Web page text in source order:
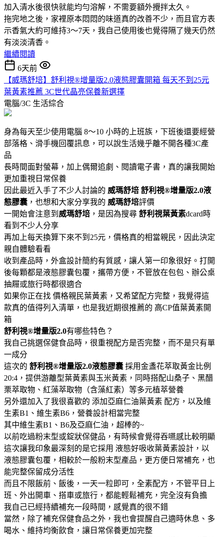
加入清水後很快就能均勻溶解，不需要額外攪拌太久。
拖完地之後，家裡原本悶悶的味道真的改善不少，而且官方表
示香氣大約可維持3～7天，我自己使用後也覺得隔了幾天仍然
有淡淡清香。
繼續閱讀
6天前
【威瑪舒培】舒利視®增量版2.0液態膠囊開箱 每天不到25元
葉黃素推薦 3C世代晶亮保養新選擇
電腦/3C 生活綜合
身為每天至少使用電腦 8～10 小時的上班族，下班後還要經營
部落格、滑手機回覆訊息，可以說生活幾乎離不開各種3C產
品
長時間面對螢幕，加上偶爾追劇、閱讀電子書，真的讓我開始
更加重視日常保養
因此最近入手了不少人討論的 威瑪舒培 舒利視®增量版2.0液
態膠囊 ，也想和大家分享我的 威瑪舒培評價
一開始會注意到 威瑪舒培 ，是因為搜尋 舒利視葉黃素dcard時
看到不少人分享
再加上每天換算下來不到25元，價格真的相當親民，因此決定
親自體驗看看
收到產品時，外盒設計簡約有質感，讓人第一印象很好。打開
後每顆都是液態膠囊包覆，攜帶方便，不管放在包包、辦公桌
抽屜或旅行時都很適合
如果你正在找 價格親民葉黃素，又希望配方完整，我覺得這
款真的值得列入清單，也是我近期很推薦的 高CP值葉黃素開
箱
舒利視®增量版2.0有哪些特色？
我自己挑選保健食品時，很重視配方是否完整，而不是只有單
一成分
這次的 舒利視®增量版2.0液態膠囊 採用金盞花萃取黃金比例
20:4，提供游離型葉黃素與玉米黃素，同時搭配山桑子、黑醋
栗萃取物、紅藻萃取物（含藻紅素）等多元植萃營養
另外還加入了我很喜歡的 添加亞麻仁油葉黃素 配方，以及維
生素B1、維生素B6，營養設計相當完整
其中維生素B1、B6及亞麻仁油，超棒的~
以前吃過粉末型或錠狀保健品，有時候會覺得吞嚥感比較明顯
這次讓我印象最深刻的是它採用 液態好吸收葉黃素設計，以
液態膠囊包覆，相較於一般粉末型產品，更方便日常補充，也
能完整保留成分活性
而且不限飯前、飯後，一天一粒即可，全素配方，不管平日上
班、外出開車、搭車或旅行，都能輕鬆補充，完全沒有負擔
我自己已經持續補充一段時間，感覺真的很不錯
當然，除了補充保健食品之外，我也會提醒自己適時休息、多
喝水、維持均衡飲食，讓日常保養更加完整